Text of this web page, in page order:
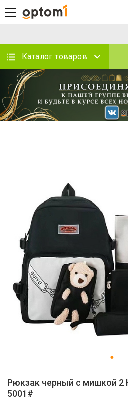
Каталог товаров
Рюкзак черный с мишкой 2
5001#